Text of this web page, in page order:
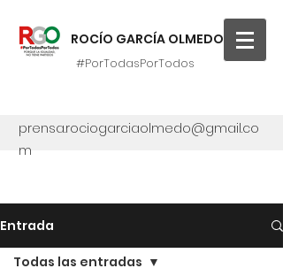
#PorTodasPorTodos
prensa.rociogarciaolmedo@gmail.co
m
ROCÍO GARCÍA OLMEDO
Entrada
Todas las entradas